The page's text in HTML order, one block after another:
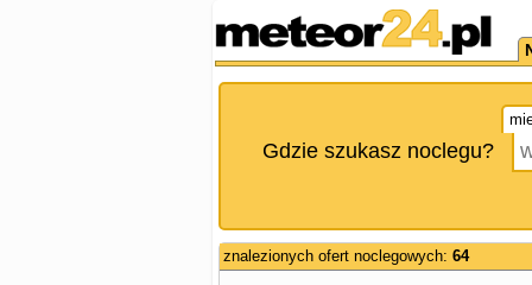
Gdzie szukasz noclegu?
znalezionych ofert noclegowych: 64